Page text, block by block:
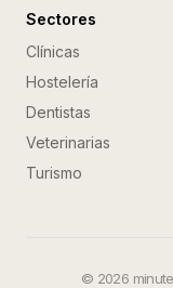
Sectores
Clínicas
Hostelería
Dentistas
Veterinarias
Turismo
© 2026